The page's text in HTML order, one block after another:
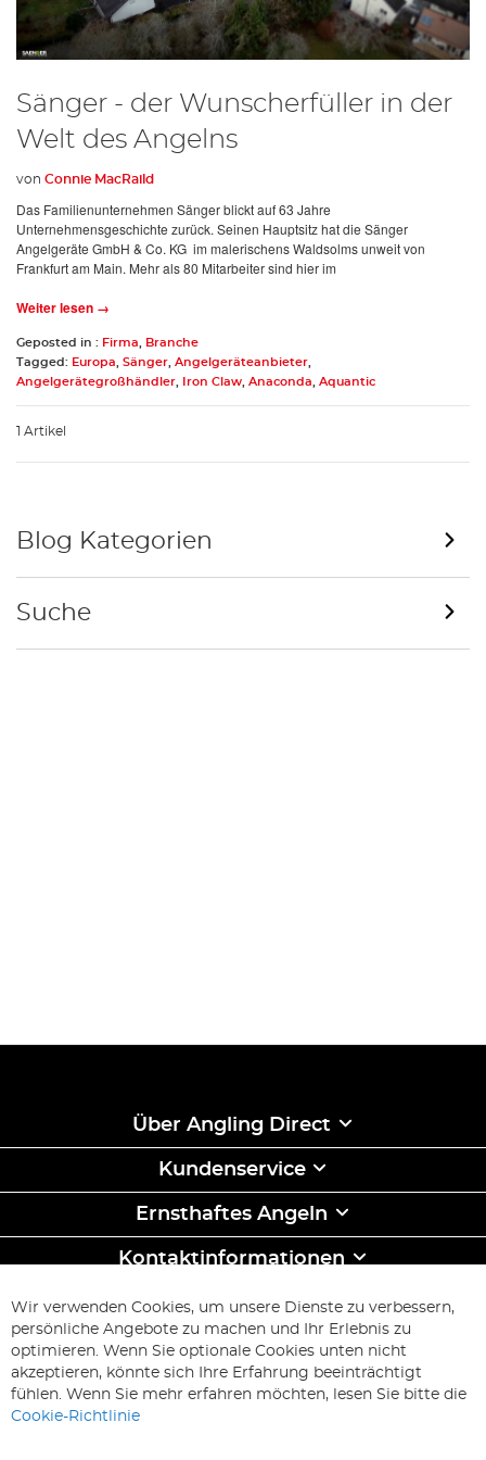
Sänger - der Wunscherfüller in der
Welt des Angelns
von Connie MacRaild
Das Familienunternehmen Sänger blickt auf 63 Jahre
Unternehmensgeschichte zurück. Seinen Hauptsitz hat die Sänger
Angelgeräte GmbH & Co. KG im malerischens Waldsolms unweit von
Frankfurt am Main. Mehr als 80 Mitarbeiter sind hier im
Weiter lesen →
Geposted in : Firma
Branche
Tagged: Europa Sänger Angelgeräteanbieter
Angelgerätegroßhändler
Iron Claw Anaconda Aquantic
1 Artikel
Blog Kategorien
Suche
Über Angling Direct
Kundenservice
Ernsthaftes Angeln
Kontaktinformationen
ABONNIEREN & SPAREN
Melden
Sie
unseren
Newsletter
Abonnieren
Wir verwenden Cookies, um unsere Dienste zu verbessern,
persönliche Angebote zu machen und Ihr Erlebnis zu
optimieren. Wenn Sie optionale Cookies unten nicht
akzeptieren, könnte sich Ihre Erfahrung beeinträchtigt
fühlen. Wenn Sie mehr erfahren möchten, lesen Sie bitte die
Cookie-Richtlinie